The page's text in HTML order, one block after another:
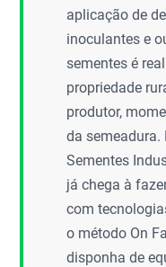
aplicação de
inoculantes e
sementes é
propriedade
produtor,
da semeadura.
Sementes
já chega à
com
o método On
disponha de